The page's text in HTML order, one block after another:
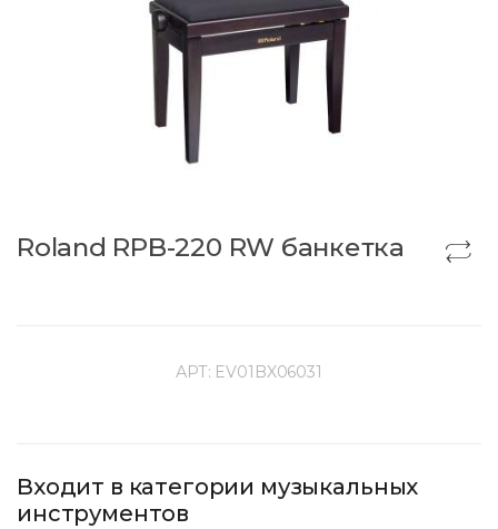
Roland RPB-220 RW банкетка
АРТ: EV01BX06031
Входит в категории музыкальных
инструментов